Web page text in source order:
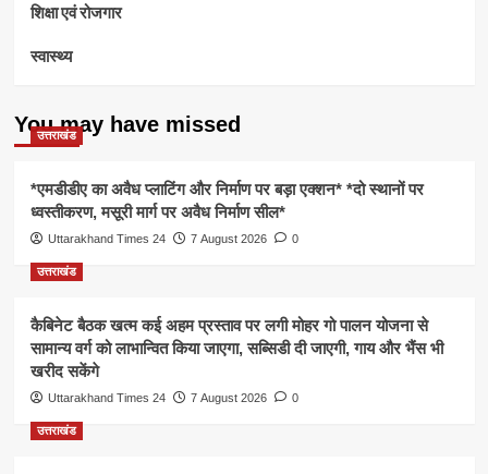
शिक्षा एवं रोजगार
स्वास्थ्य
You may have missed
उत्तराखंड
*एमडीडीए का अवैध प्लाटिंग और निर्माण पर बड़ा एक्शन* *दो स्थानों पर
ध्वस्तीकरण, मसूरी मार्ग पर अवैध निर्माण सील*
Uttarakhand Times 24 7 August 2026 0
उत्तराखंड
कैबिनेट बैठक खत्म कई अहम प्रस्ताव पर लगी मोहर गो पालन योजना से
सामान्य वर्ग को लाभान्वित किया जाएगा, सब्सिडी दी जाएगी, गाय और भैंस भी
खरीद सकेंगे
Uttarakhand Times 24 7 August 2026 0
उत्तराखंड